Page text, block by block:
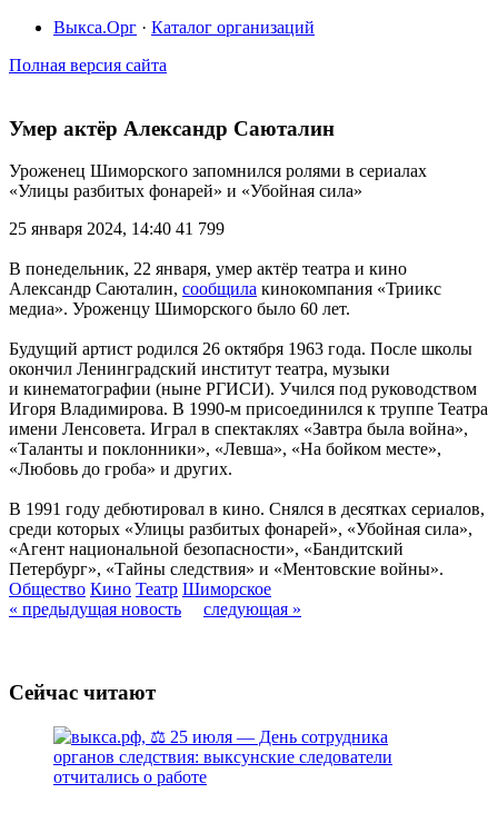
Выкса.Орг · Каталог организаций
Полная версия сайта
Умер актёр Александр Саюталин
Уроженец Шиморского запомнился ролями в сериалах
«Улицы разбитых фонарей» и «Убойная сила»
25 января 2024, 14:40 41 799
В понедельник, 22 января, умер актёр театра и кино
Александр Саюталин, сообщила кинокомпания «Триикс
медиа». Уроженцу Шиморского было 60 лет.
Будущий артист родился 26 октября 1963 года. После школы
окончил Ленинградский институт театра, музыки
и кинематографии (ныне РГИСИ). Учился под руководством
Игоря Владимирова. В 1990-м присоединился к труппе Театра
имени Ленсовета. Играл в спектаклях «Завтра была война»,
«Таланты и поклонники», «Левша», «На бойком месте»,
«Любовь до гроба» и других.
В 1991 году дебютировал в кино. Снялся в десятках сериалов,
среди которых «Улицы разбитых фонарей», «Убойная сила»,
«Агент национальной безопасности», «Бандитский
Петербург», «Тайны следствия» и «Ментовские войны».
Общество Кино Театр Шиморское
« предыдущая новость
следующая »
Сейчас читают